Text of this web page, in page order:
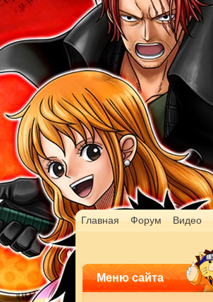
Главная Форум Видео
Меню сайта